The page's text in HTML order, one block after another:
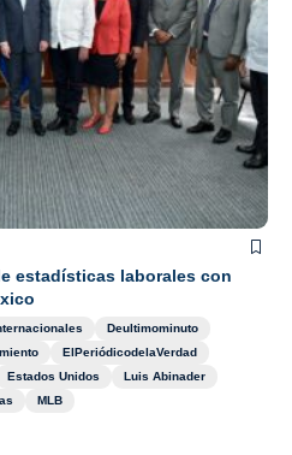
estadísticas laborales con
Deultimominuto
ElPeriódicodelaVerdad
Estados Unidos
Luis Abinader
MLB